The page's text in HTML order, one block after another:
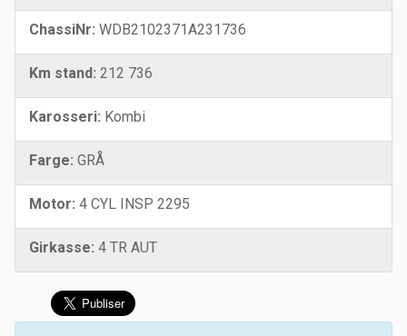
ChassiNr: WDB2102371A231736
Km stand: 212 736
Karosseri: Kombi
Farge: GRÅ
Motor: 4 CYL INSP 2295
Girkasse: 4 TR AUT